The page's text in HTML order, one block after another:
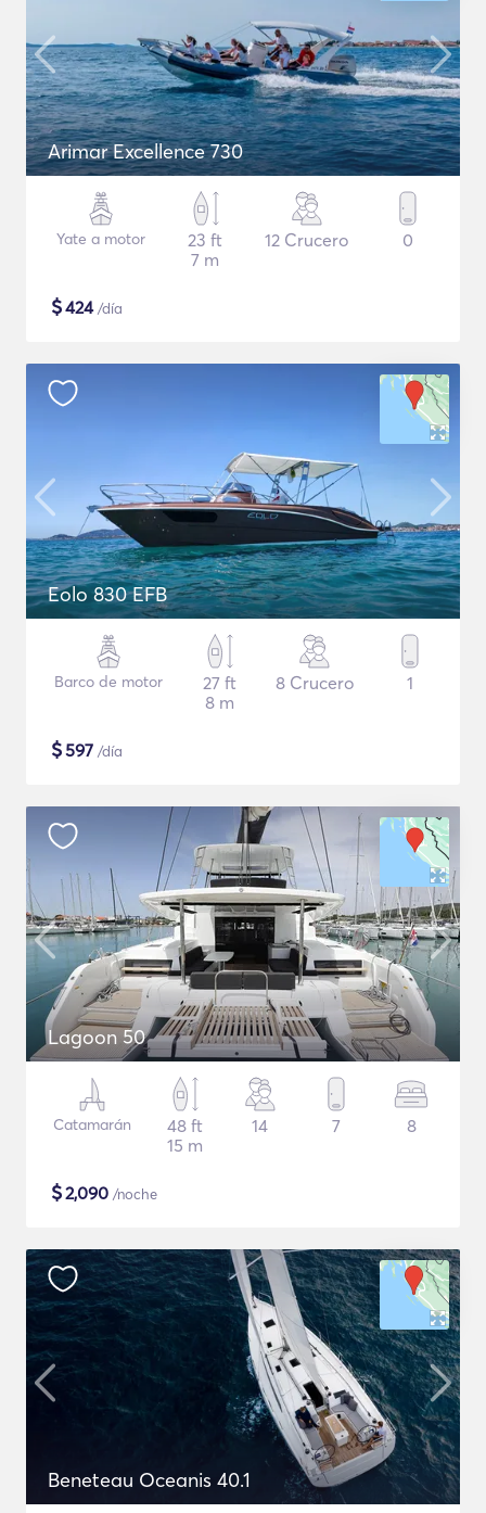
Arimar Excellence 730
Yate a motor
23 ft
7 m
12 Crucero 0
$424/día
Eolo 830 EFB
Barco de motor
27 ft
8 m
8 Crucero 1
$597 /día
Lagoon 50
Catamarán
48 ft
15 m
14 7 8
$2,090 /noche
Beneteau Oceanis 40.1